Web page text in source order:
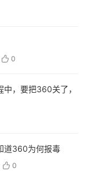
0
，要把360关了，
道360为何报毒
0